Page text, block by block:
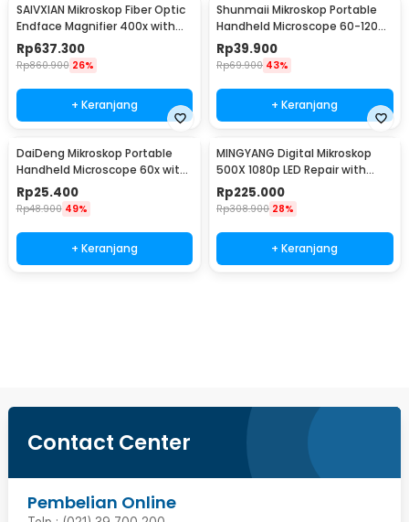
SAIVXIAN Mikroskop Fiber Optic
Endface Magnifier 400x with
Adapter - OL-400
Rp637.300
Rp860.900 26%
+ Keranjang
Shunmaii Mikroskop Portable
Handheld Microscope 60-120X
with LED - SH-60
Rp39.900
Rp69.900 43%
+ Keranjang
DaiDeng Mikroskop Portable
Handheld Microscope 60x with
LED - 9595
Rp25.400
Rp48.900 49%
+ Keranjang
MINGYANG Digital Mikroskop
500X 1080p LED Repair with
Kaca Pembesar - MG500
Rp225.000
Rp308.900 28%
+ Keranjang
Contact Center
Pembelian Online